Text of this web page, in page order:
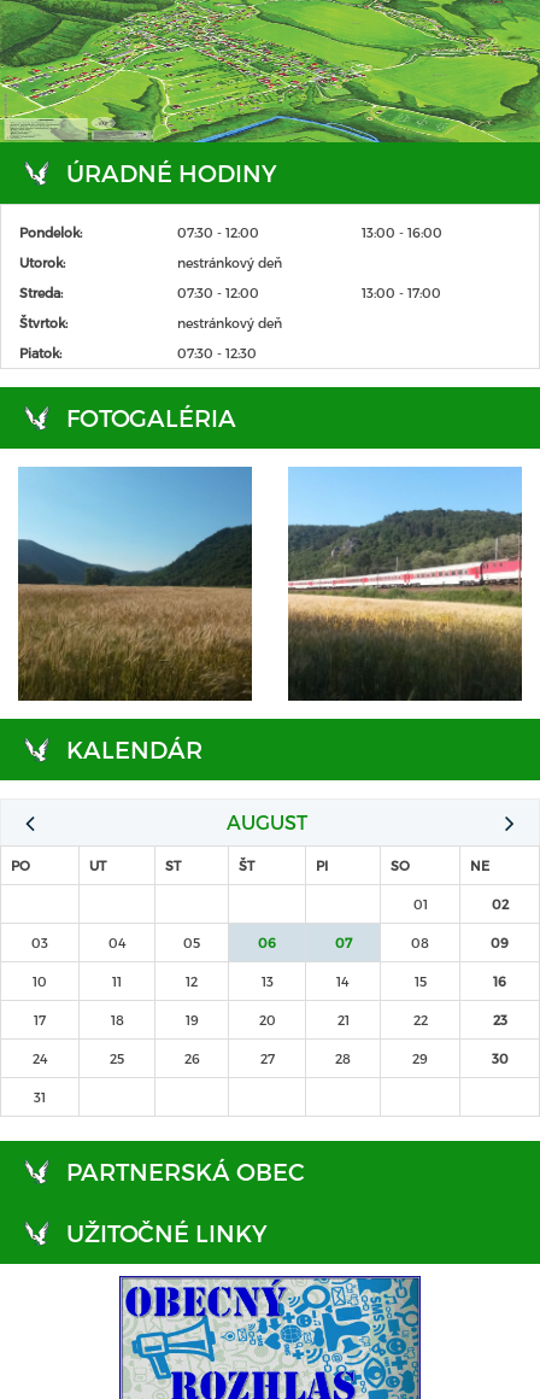
ÚRADNÉ HODINY
Pondelok: 07:30 - 12:00
13:00 - 16:00
Utorok:
nestránkový deň
Streda:
07:30 - 12:00
13:00 - 17:00
Štvrtok:
nestránkový deň
Piatok:
07:30 - 12:30
FOTOGALÉRIA
KALENDÁR
AUGUST
PO UT ST ŠT PI SO NE
01 02
03 04 05 06 07 08 09
10 11 12 13 14 15 16
17 18 19 20 21 22 23
24 25 26 27 28 29 30
31
PARTNERSKÁ OBEC
UŽITOČNÉ LINKY